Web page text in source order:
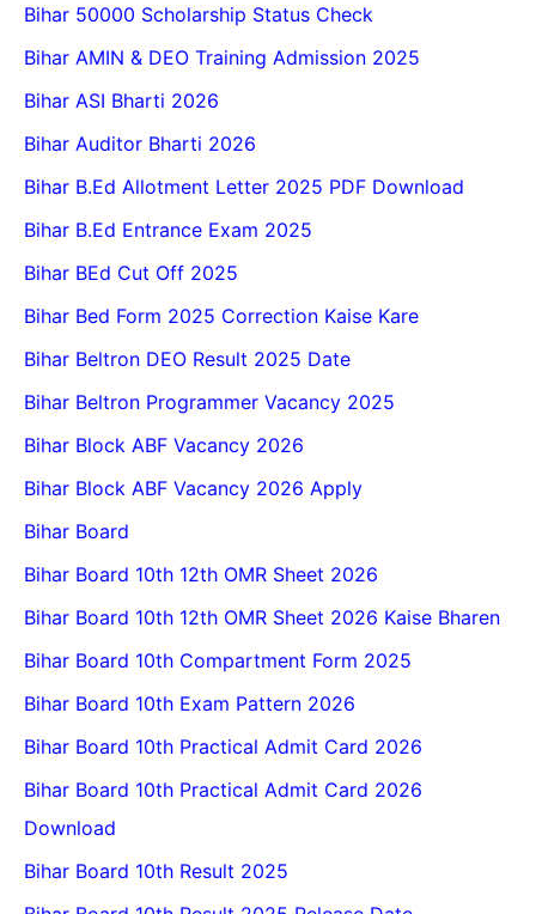
Bihar 50000 Scholarship Status Check
Bihar AMIN & DEO Training Admission 2025
Bihar ASI Bharti 2026
Bihar Auditor Bharti 2026
Bihar B.Ed Allotment Letter 2025 PDF Download
Bihar B.Ed Entrance Exam 2025
Bihar BEd Cut Off 2025
Bihar Bed Form 2025 Correction Kaise Kare
Bihar Beltron DEO Result 2025 Date
Bihar Beltron Programmer Vacancy 2025
Bihar Block ABF Vacancy 2026
Bihar Block ABF Vacancy 2026 Apply
Bihar Board
Bihar Board 10th 12th OMR Sheet 2026
Bihar Board 10th 12th OMR Sheet 2026 Kaise Bharen
Bihar Board 10th Compartment Form 2025
Bihar Board 10th Exam Pattern 2026
Bihar Board 10th Practical Admit Card 2026
Bihar Board 10th Practical Admit Card 2026
Download
Bihar Board 10th Result 2025